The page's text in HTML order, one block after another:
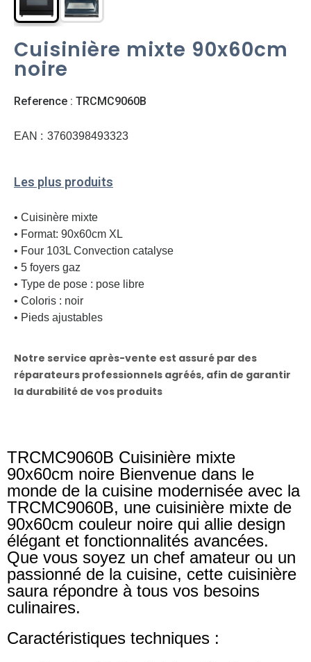
Cuisinière mixte 90x60cm
noire
Reference : TRCMC9060B
EAN : 3760398493323
Les plus produits
• Cuisinère mixte
• Format: 90x60cm XL
• Four 103L Convection catalyse
• 5 foyers gaz
• Type de pose : pose libre
• Coloris : noir
• Pieds ajustables
Notre service après-vente est assuré par des
réparateurs professionnels agréés, afin de garantir
la durabilité de vos produits
TRCMC9060B Cuisinière mixte
90x60cm noire Bienvenue dans le
monde de la cuisine modernisée avec la
TRCMC9060B, une cuisinière mixte de
90x60cm couleur noire qui allie design
élégant et fonctionnalités avancées.
Que vous soyez un chef amateur ou un
passionné de la cuisine, cette cuisinière
saura répondre à tous vos besoins
culinaires.
Caractéristiques techniques :